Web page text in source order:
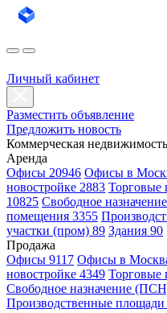
Личный кабинет
Разместить объявление
Предложить новость
Коммерческая недвижимость
Аренда
Офисы 20946 Офисы в
новостройке 2883 Торговые
10825 Свободное
помещения 3355
участки (пром) 89 Здания 90
Продажа
Офисы 9117 Офисы в
новостройке 4349 Торговые
Свободное назначение
Производственные площади